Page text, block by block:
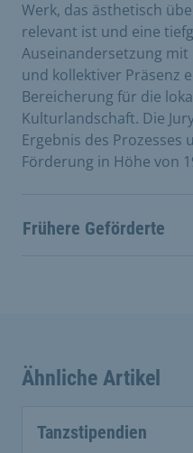
Werk, das ästhetisch
relevant ist und eine
Auseinandersetzung
und kollektiver Präsenz
Bereicherung für die
Kulturlandschaft. Die
Ergebnis des Prozesses
Förderung in Höhe von
Frühere Geförderte
Ähnliche Artikel
Tanzstipendien